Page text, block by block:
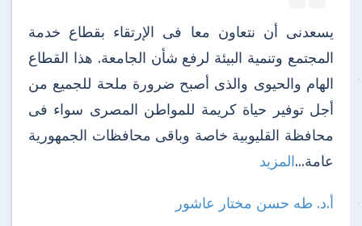
يسعدنى أن نتعاون معا فى الإرتقاء بقطاع خدمة
المجتمع وتنمية البيئة لرفع شأن الجامعة. هذا القطاع
الهام والحيوى والذى أصبح ضرورة ملحة للجميع من
أجل توفير حياة كريمة للمواطن المصرى سواء فى
محافظة القليوبية خاصة وباقى محافظات الجمهورية
عامة...المزيد
أ.د. طه حسن مختار عاشور